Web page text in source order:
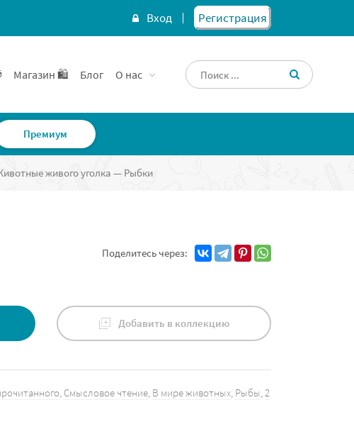
Вход Регистрация
Магазин 🛍️ Блог О нас
Премиум
живого уголка — Рыбки
Поделитесь через:
Добавить в коллекцию
, Смысловое чтение, В мире животных, Рыбы,2